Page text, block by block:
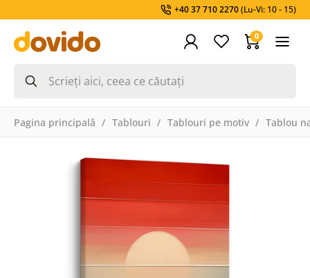
+40 37 710 2270(Lu-Vi: 10 - 15)
0
Pagina principală Tablouri Tablouri pe motiv Tablou